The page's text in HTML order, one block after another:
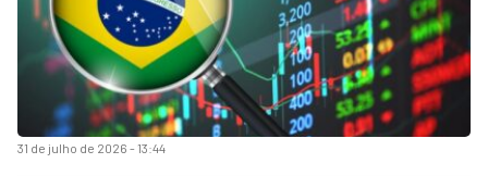
31 de julho de 2026 - 13:44